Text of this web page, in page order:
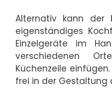
Alternativ kann der
eigenständiges
Einzelgeräte im
verschiedenen
Küchenzeile
frei in der Gestaltung